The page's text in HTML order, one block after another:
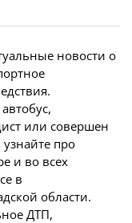
новости о
или совершен
про
и во всех
в
области.
ДТП,